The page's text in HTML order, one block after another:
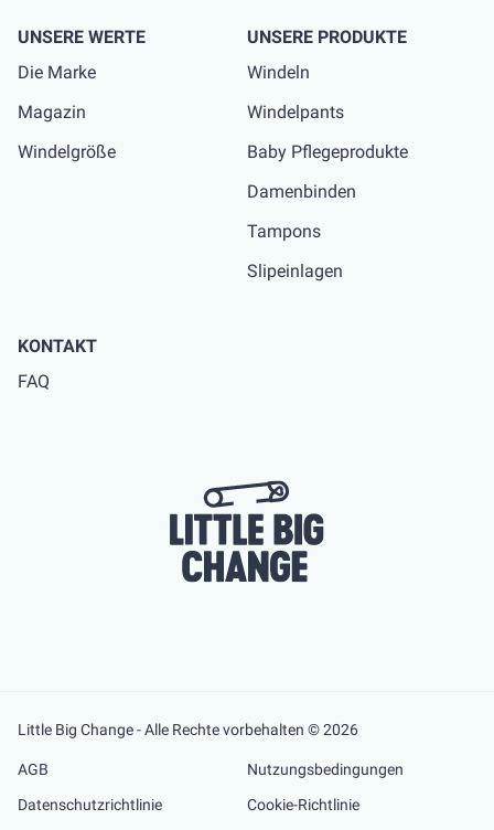
UNSERE WERTE
Die Marke
Magazin
Windelgröße
UNSERE PRODUKTE
Windeln
Windelpants
Baby Pflegeprodukte
Damenbinden
Tampons
Slipeinlagen
KONTAKT
FAQ
Little Big Change - Alle Rechte vorbehalten © 2026
AGB
Nutzungsbedingungen
Datenschutzrichtlinie
Cookie-Richtlinie